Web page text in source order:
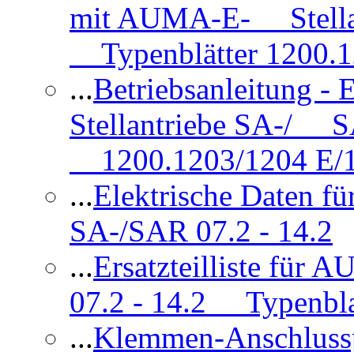
mit AUMA-E-
Typenblätter
...Betriebsanleitung
Stellantriebe SA-/
1200.1203/1204 E/
...Elektrische Daten
SA-/SAR 07.2 - 14.2
...Ersatzteilliste für
07.2 - 14.2
...Klemmen-